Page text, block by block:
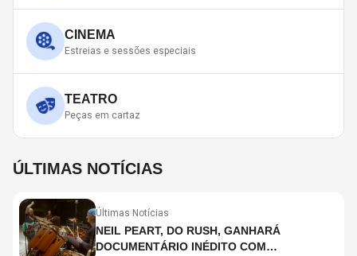
CINEMA
Estreias e sessões especiais
TEATRO
Peças em cartaz
ÚLTIMAS NOTÍCIAS
Últimas Notícias
NEIL PEART, DO RUSH, GANHARÁ
DOCUMENTÁRIO INÉDITO COM